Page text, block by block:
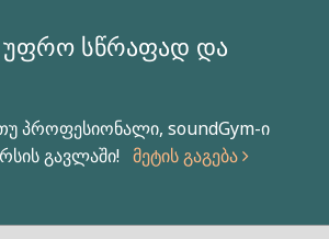
უფრო სწრაფად და
პროფესიონალი, soundGym-ი
გავლაში! მეტის გაგება